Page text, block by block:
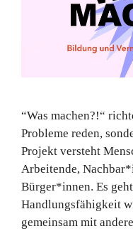
“Was machen?!“
Probleme reden,
Projekt versteht
Arbeitende,
Bürger*innen. Es
Handlungsfähigkeit
gemeinsam mit